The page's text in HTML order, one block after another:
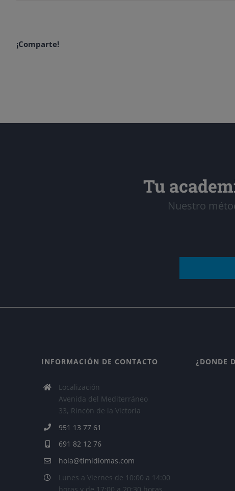
¡Comparte!
Tu
Nuestro
INFORMACIÓN DE CONTACTO
Localización
Avenida del Mediterráneo
33, Rincón de la Victoria
951 13 77 61
691 82 12 76
hola@timidiomas.com
Lunes a Viernes de 10:00 a 14:00
¿DONDE